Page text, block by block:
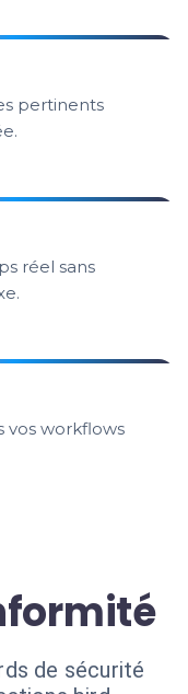
pertinents
réel sans
vos workflows
de sécurité